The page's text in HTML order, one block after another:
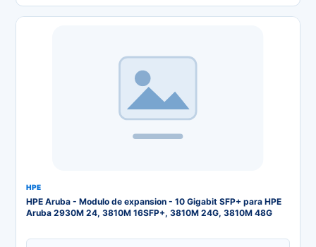
HPE
HPE Aruba - Modulo de expansion - 10 Gigabit SFP+ para HPE
Aruba 2930M 24, 3810M 16SFP+, 3810M 24G, 3810M 48G